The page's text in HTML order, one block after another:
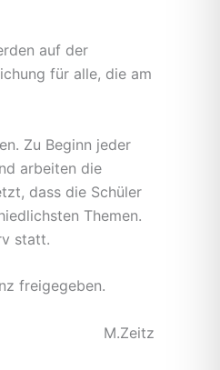
auf der
für alle, die am
Zu Beginn jeder
arbeiten die
dass die Schüler
Themen.
statt.
freigegeben.
M.Zeitz